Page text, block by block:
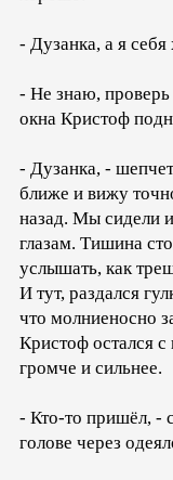
- Дузанка, а я
- Не знаю, проверь
окна Кристоф
- Дузанка, -
ближе и вижу
назад. Мы сидели
глазам. Тишина
услышать, как
И тут, раздался
что молниеносно
Кристоф остался
громче и сильнее.
- Кто-то пришёл, -
голове через